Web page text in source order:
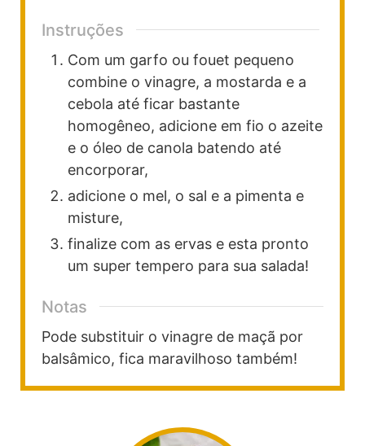
Instruções
Com um garfo ou fouet pequeno
combine o vinagre, a mostarda e a
cebola até ficar bastante
homogêneo, adicione em fio o azeite
e o óleo de canola batendo até
encorporar,
adicione o mel, o sal e a pimenta e
misture,
finalize com as ervas e esta pronto
um super tempero para sua salada!
Notas
Pode substituir o vinagre de maçã por
balsâmico, fica maravilhoso também!